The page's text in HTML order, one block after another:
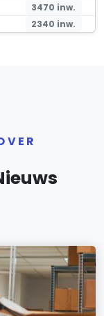
3470 inw.
2340 inw.